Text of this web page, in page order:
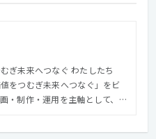
へつなぐ わたしたち
をつむぎ未来へつなぐ」をビ
・制作・運用を主軸として、コ